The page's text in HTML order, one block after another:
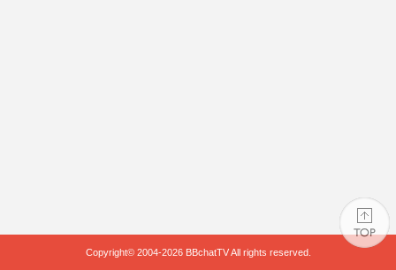
Copyright© 2004-2026 BBchatTVAll rights reserved.